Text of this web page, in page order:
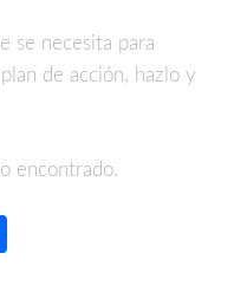
se necesita para
de acción, hazlo y
encontrado.